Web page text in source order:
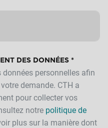
DES DONNÉES *
personnelles afin
demande. CTH a
pour collecter vos
notre politique de
plus sur la manière dont